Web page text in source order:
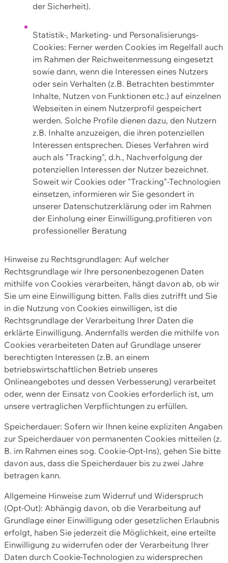
der Sicherheit).
Statistik-, Marketing- und Personalisierungs-
Cookies: Ferner werden Cookies im Regelfall auch
im Rahmen der Reichweitenmessung eingesetzt
sowie dann, wenn die Interessen eines Nutzers
oder sein Verhalten (z.B. Betrachten bestimmter
Inhalte, Nutzen von Funktionen etc.) auf einzelnen
Webseiten in einem Nutzerprofil gespeichert
werden. Solche Profile dienen dazu, den Nutzern
z.B. Inhalte anzuzeigen, die ihren potenziellen
Interessen entsprechen. Dieses Verfahren wird
auch als "Tracking", d.h., Nachverfolgung der
potenziellen Interessen der Nutzer bezeichnet.
Soweit wir Cookies oder "Tracking"-Technologien
einsetzen, informieren wir Sie gesondert in
unserer Datenschutzerklärung oder im Rahmen
der Einholung einer Einwilligung.profitieren von
professioneller Beratung
Hinweise zu Rechtsgrundlagen: Auf welcher
Rechtsgrundlage wir Ihre personenbezogenen Daten
mithilfe von Cookies verarbeiten, hängt davon ab, ob wir
Sie um eine Einwilligung bitten. Falls dies zutrifft und Sie
in die Nutzung von Cookies einwilligen, ist die
Rechtsgrundlage der Verarbeitung Ihrer Daten die
erklärte Einwilligung. Andernfalls werden die mithilfe von
Cookies verarbeiteten Daten auf Grundlage unserer
berechtigten Interessen (z.B. an einem
betriebswirtschaftlichen Betrieb unseres
Onlineangebotes und dessen Verbesserung) verarbeitet
oder, wenn der Einsatz von Cookies erforderlich ist, um
unsere vertraglichen Verpflichtungen zu erfüllen.
Speicherdauer: Sofern wir Ihnen keine expliziten Angaben
zur Speicherdauer von permanenten Cookies mitteilen (z.
B. im Rahmen eines sog. Cookie-Opt-Ins), gehen Sie bitte
davon aus, dass die Speicherdauer bis zu zwei Jahre
betragen kann.
Allgemeine Hinweise zum Widerruf und Widerspruch
(Opt-Out): Abhängig davon, ob die Verarbeitung auf
Grundlage einer Einwilligung oder gesetzlichen Erlaubnis
erfolgt, haben Sie jederzeit die Möglichkeit, eine erteilte
Einwilligung zu widerrufen oder der Verarbeitung Ihrer
Daten durch Cookie-Technologien zu widersprechen